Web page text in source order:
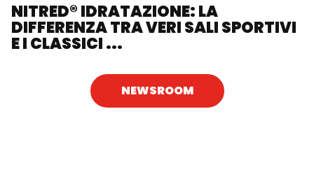
NITRED® IDRATAZIONE: LA
DIFFERENZA TRA VERI SALI SPORTIVI
E I CLASSICI ...
NEWSROOM